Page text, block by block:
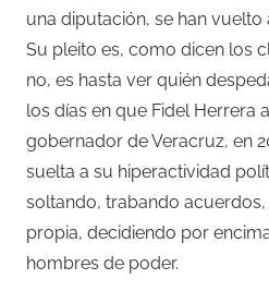
una diputación, se han vuelto
Su pleito es, como dicen los
no, es hasta ver quién
los días en que Fidel Herrera
gobernador de Veracruz, en
suelta a su hiperactividad
soltando, trabando
propia, decidiendo por
hombres de poder.